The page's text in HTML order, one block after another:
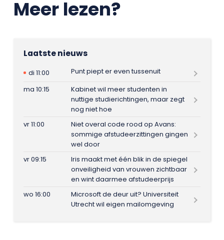
Meer lezen?
Laatste nieuws
di 11:00
Punt piept er even tussenuit
ma 10:15
Kabinet wil meer studenten in
nuttige studierichtingen, maar zegt
nog niet hoe
vr 11:00
Niet overal code rood op Avans:
sommige afstudeerzittingen gingen
wel door
vr 09:15
Iris maakt met één blik in de spiegel
onveiligheid van vrouwen zichtbaar
en wint daarmee afstudeerprijs
wo 16:00
Microsoft de deur uit? Universiteit
Utrecht wil eigen mailomgeving